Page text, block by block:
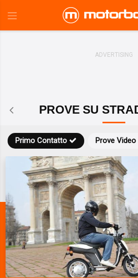
PROVE SU
Prove Video
Primo Contatto